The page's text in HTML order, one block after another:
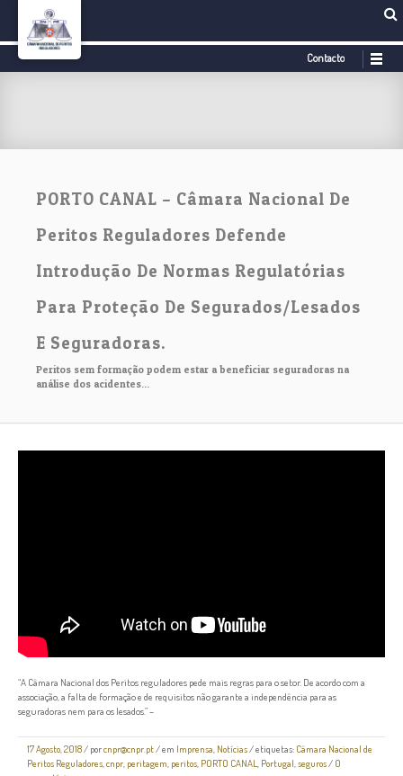
Contacto
PORTO CANAL – Câmara Nacional De
Peritos Reguladores Defende
Introdução De Normas Regulatórias
Para Proteção De Segurados/Lesados
E Seguradoras.
Peritos sem formação podem estar a beneficiar seguradoras na
análise dos acidentes...
“A Câmara Nacional dos Peritos reguladores pede mais regras para o setor. De acordo com a
associação, a falta de formação e de requisitos não garante a independência para as
seguradoras nem para os lesados.” –
17 Agosto, 2018/ porcnpr@cnpr.pt/ em Imprensa, Notícias/ etiquetas: Câmara Nacional de
Peritos Reguladores,cnpr, peritagem, peritos, PORTO CANAL, Portugal,seguros/ 0